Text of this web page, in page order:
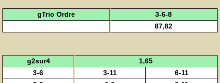
gTrio Ordre
3-6-8
87,82
g2sur4
1,65
3-6
3-11
6-11